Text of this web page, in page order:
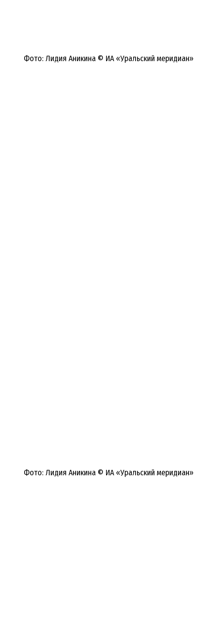
Фото: Лидия Аникина © ИА «Уральский меридиан»
Фото: Лидия Аникина © ИА «Уральский меридиан»